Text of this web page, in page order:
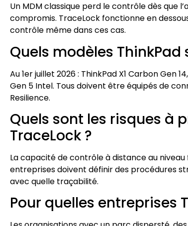
Un MDM classique perd le contrôle dès que
compromis. TraceLock fonctionne en
contrôle même dans ces cas.
Quels modèles
Au 1er juillet 2026 : ThinkPad X1 Carbon Gen
Gen 5 Intel. Tous doivent être équipés de
Resilience.
Quels sont les risques à
TraceLock ?
La capacité de contrôle à distance au
entreprises doivent définir des procédures
avec quelle traçabilité.
Pour quelles entreprises